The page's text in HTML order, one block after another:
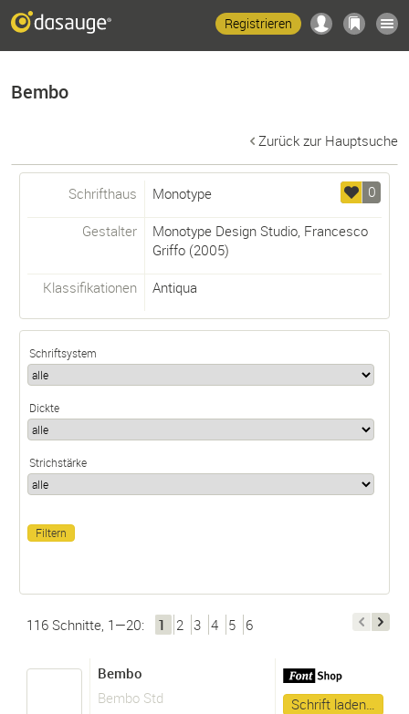
Registrieren
Bembo
Zurück zur Hauptsuche
0
Schrifthaus Monotype
Gestalter Monotype Design Studio, Francesco
Griffo(2005)
Klassifikationen Antiqua
Schriftsystem
Dickte
Strichstärke
116 Schnitte, 1—20: 1 2 3 4 5 6
Bembo
Bembo Std
Schrift laden…